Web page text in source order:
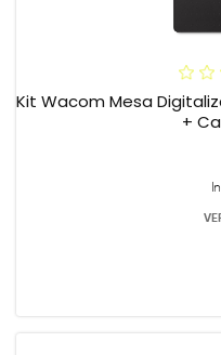
Kit Wacom Mesa
+